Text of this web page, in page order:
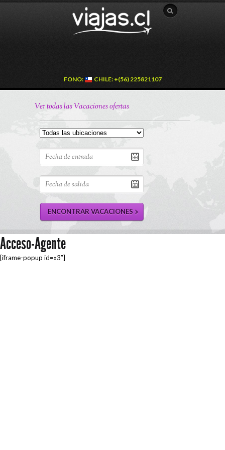
FONO: CHILE: +(56) 225821107
Ver todas las Vacaciones ofertas
Acceso-Agente
[iframe-popup id=»3″]